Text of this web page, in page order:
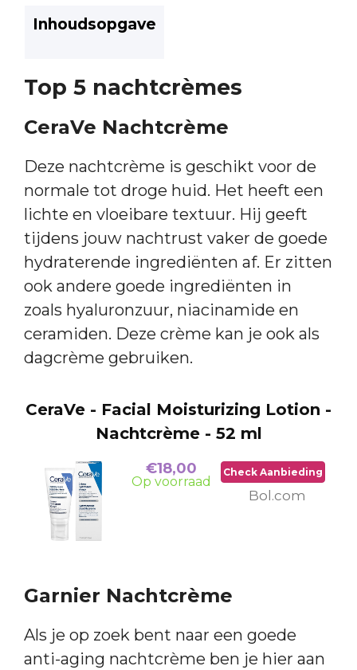
Inhoudsopgave
Top 5 nachtcrèmes
CeraVe Nachtcrème
Deze nachtcrème is geschikt voor de
normale tot droge huid. Het heeft een
lichte en vloeibare textuur. Hij geeft
tijdens jouw nachtrust vaker de goede
hydraterende ingrediënten af. Er zitten
ook andere goede ingrediënten in
zoals hyaluronzuur, niacinamide en
ceramiden. Deze crème kan je ook als
dagcrème gebruiken.
CeraVe - Facial Moisturizing Lotion -
Nachtcrème - 52 ml
€18,00
Op voorraad
Check Aanbieding
Bol.com
Garnier Nachtcrème
Als je op zoek bent naar een goede
anti-aging nachtcrème ben je hier aan